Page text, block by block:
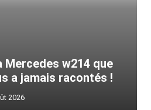
w214 que
a jamais racontés !
2026